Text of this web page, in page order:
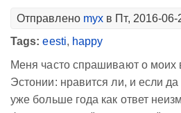
Отправлено myx в Пт, 2016-06-
Tags:eesti, happy
Меня часто спрашивают о моих
Эстонии: нравится ли, и если
уже больше года как ответ